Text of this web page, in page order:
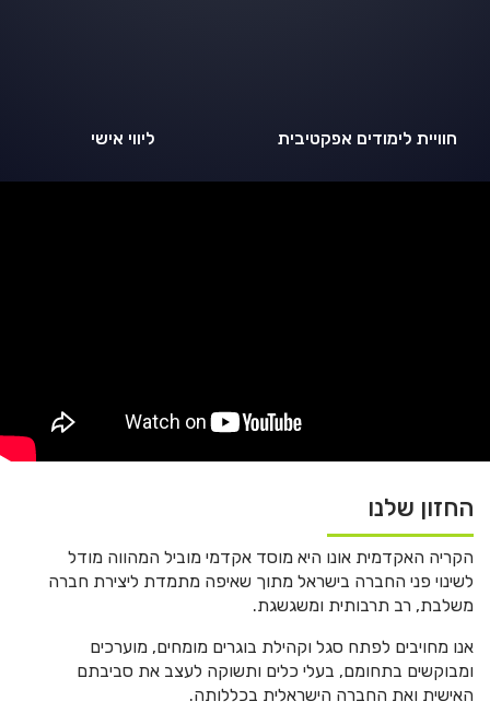
חוויית לימודים אפקטיבית ליווי אישי
החזון שלנו
הקריה האקדמית אונו היא מוסד אקדמי מוביל המהווה מודל
לשינוי פני החברה בישראל מתוך שאיפה מתמדת ליצירת חברה
משלבת, רב תרבותית ומשגשגת.
אנו מחויבים לפתח סגל וקהילת בוגרים מומחים, מוערכים
ומבוקשים בתחומם, בעלי כלים ותשוקה לעצב את סביבתם
האישית ואת החברה הישראלית בכללותה.